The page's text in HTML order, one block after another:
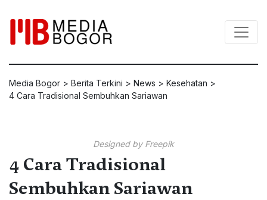
Media Bogor > Berita Terkini > News > Kesehatan >
4 Cara Tradisional Sembuhkan Sariawan
Designed by Freepik
4 Cara Tradisional
Sembuhkan Sariawan